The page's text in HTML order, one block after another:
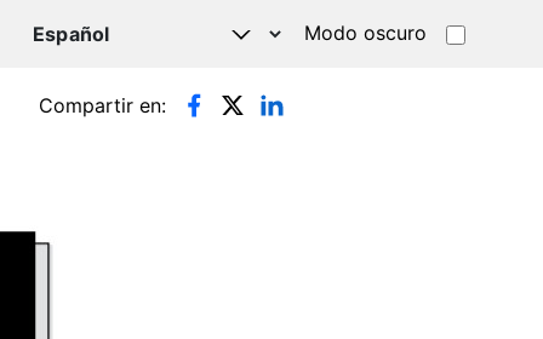
Modo oscuro
Compartir en: